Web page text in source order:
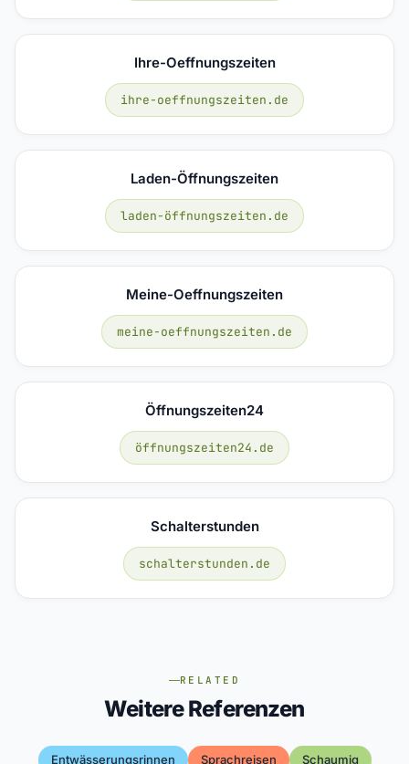
Ihre-Oeffnungszeiten
ihre-oeffnungszeiten.de
Laden-Öffnungszeiten
laden-öffnungszeiten.de
Meine-Oeffnungszeiten
meine-oeffnungszeiten.de
Öffnungszeiten24
öffnungszeiten24.de
Schalterstunden
schalterstunden.de
RELATED
Weitere Referenzen
Entwässerungsrinnen Sprachreisen Schaumig